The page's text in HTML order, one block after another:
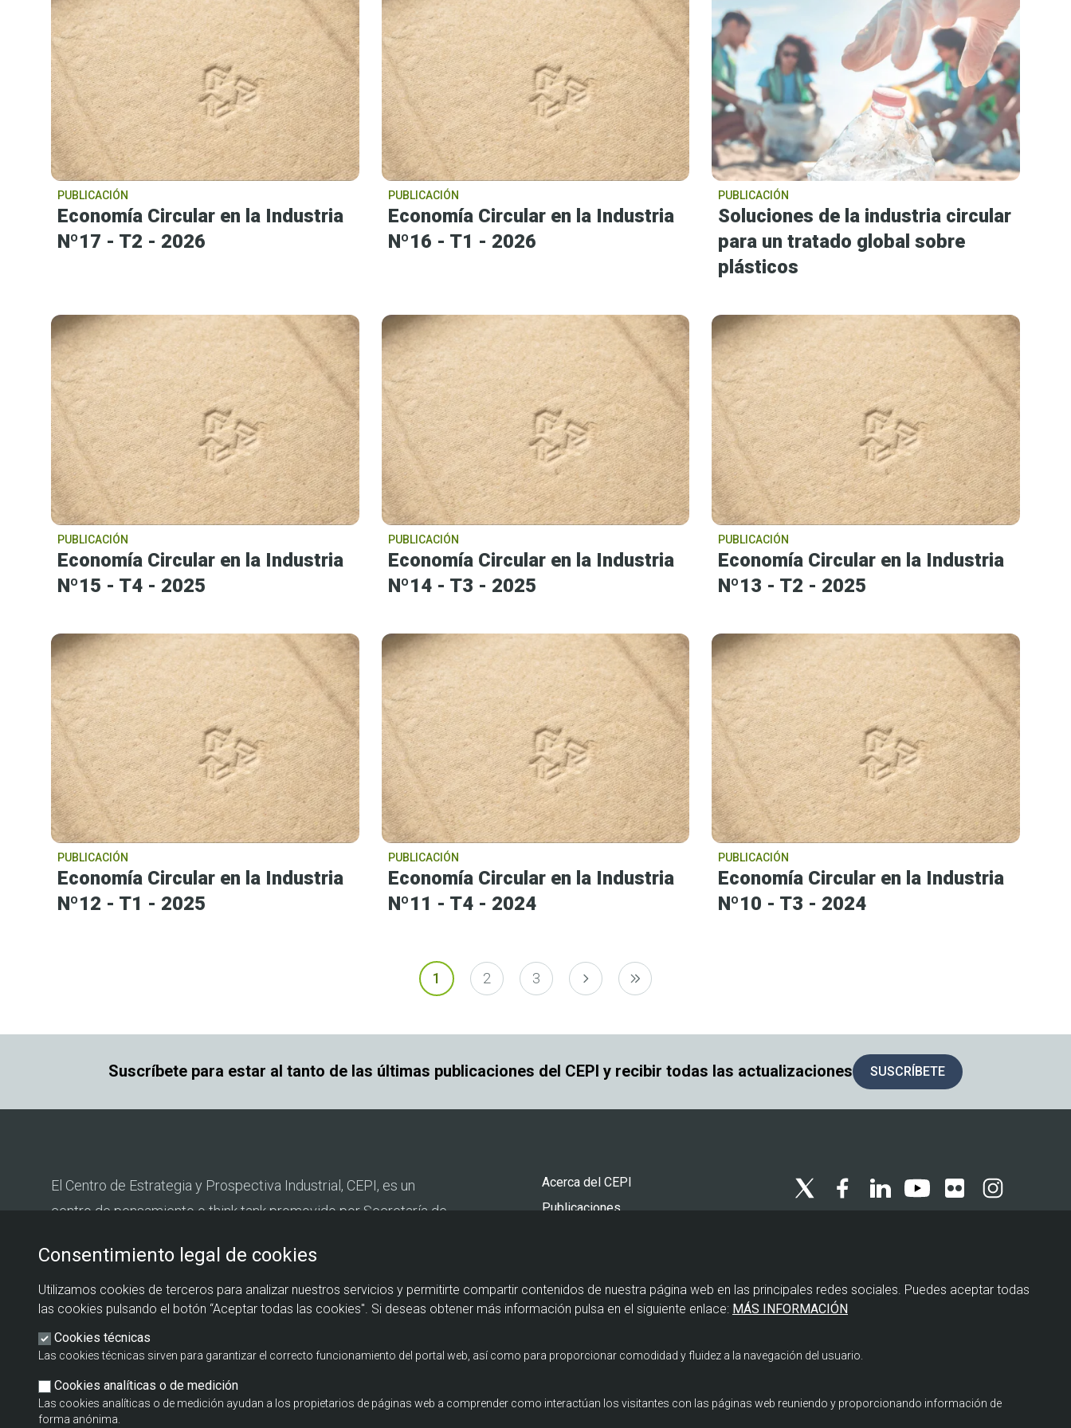
PUBLICACIÓN
Economía Circular en la Industria
Nº17 - T2 - 2026
PUBLICACIÓN
Economía Circular en la Industria
Nº16 - T1 - 2026
PUBLICACIÓN
Soluciones de la industria circular
para un tratado global sobre
plásticos
PUBLICACIÓN
Economía Circular en la Industria
Nº15 - T4 - 2025
PUBLICACIÓN
Economía Circular en la Industria
Nº14 - T3 - 2025
PUBLICACIÓN
Economía Circular en la Industria
Nº13 - T2 - 2025
PUBLICACIÓN
Economía Circular en la Industria
Nº12 - T1 - 2025
PUBLICACIÓN
Economía Circular en la Industria
Nº11 - T4 - 2024
PUBLICACIÓN
Economía Circular en la Industria
Nº10 - T3 - 2024
Paginación
Página
1
Página
2
Página
3
Página siguiente
Última página
Suscríbete para estar al tanto de las últimas publicaciones del CEPI y recibir todas las actualizaciones SUSCRÍBETE
El Centro de Estrategia y Prospectiva Industrial, CEPI, es un
centro de pensamiento o think tank promovido por Secretaría de
Fundación EOI.
Pie
de
Acerca del CEPI
Publicaciones
Contacto
legal
Política de cookies
Aviso legal
Consentimiento legal de cookies
Utilizamos cookies de terceros para analizar nuestros servicios y permitirte compartir contenidos de nuestra página web en las principales redes sociales. Puedes aceptar todas
las cookies pulsando el botón “Aceptar todas las cookies". Si deseas obtener más información pulsa en el siguiente enlace: MÁS INFORMACIÓN
Cookies técnicas
Las cookies técnicas sirven para garantizar el correcto funcionamiento del portal web, así como para proporcionar comodidad y fluidez a la navegación del usuario.
Cookies analíticas o de medición
Las cookies analíticas o de medición ayudan a los propietarios de páginas web a comprender como interactúan los visitantes con las páginas web reuniendo y proporcionando información de
forma anónima.